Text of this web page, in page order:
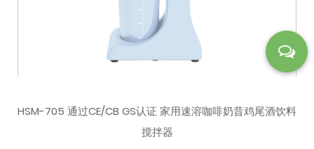
HSM-705 通过CE/CB GS认证 家用速溶咖啡奶昔鸡尾酒饮料
搅拌器